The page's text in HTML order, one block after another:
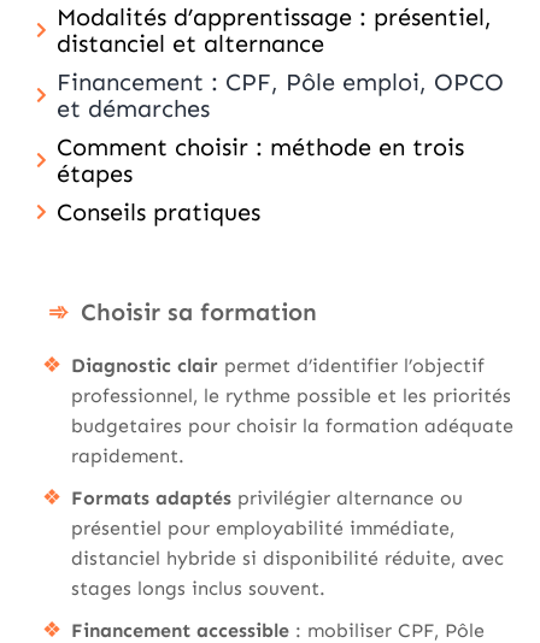
Modalités d’apprentissage : présentiel,
distanciel et alternance
Financement : CPF, Pôle emploi, OPCO
et démarches
Comment choisir : méthode en trois
étapes
Conseils pratiques
Choisir sa formation
Diagnostic clair permet d’identifier l’objectif
professionnel, le rythme possible et les priorités
budgetaires pour choisir la formation adéquate
rapidement.
Formats adaptés privilégier alternance ou
présentiel pour employabilité immédiate,
distanciel hybride si disponibilité réduite, avec
stages longs inclus souvent.
Financement accessible : mobiliser CPF, Pôle